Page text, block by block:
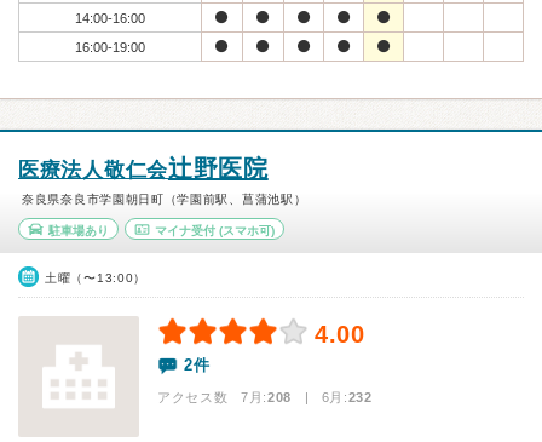
14:00-16:00
16:00-19:00
医療法人敬仁会辻野医院
奈良県奈良市学園朝日町（学園前駅、菖蒲池駅）
駐車場あり マイナ受付(スマホ可)
土曜（〜13:00）
4.00
2件
アクセス数 7月:208 | 6月:232